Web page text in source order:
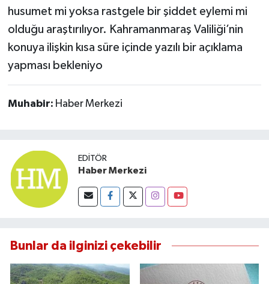
husumet mi yoksa rastgele bir şiddet eylemi mi
olduğu araştırılıyor. Kahramanmaraş Valiliği’nin
konuya ilişkin kısa süre içinde yazılı bir açıklama
yapması bekleniyo
Muhabir: Haber Merkezi
EDITÖR
Haber Merkezi
Bunlar da ilginizi çekebilir